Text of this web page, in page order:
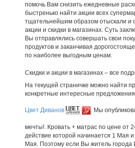
помочь Вам снизить ежедневные
быстренько найти акции всех
тщательнейшим образом отыскали и
акции и скидки в магазинах. Суть
Вы отправлялись совершать свои
продуктов и заканчивая
по наиболее выгодным ценам.
Скидки и акции в магазинах – все
На текущей страничке можно найти
конкретные интересные
Цвет Диванов . Мы
мечты!. Кровать + матрас по цене от
действие которой начинается 1 Мая и
Мая. Поэтому если Вы житель города